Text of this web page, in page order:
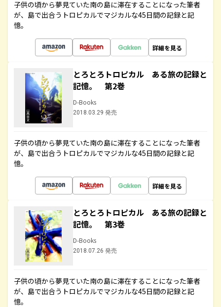
子供の頃から夢見ていた南の島に滞在することになった筆者
が、島で出合うトロピカルでマジカルな45日間の記録と記
憶。
詳細を見る
とろとろトロピカル ある旅の記録と
記憶。 第2巻
D-Books
2018.03.29 発売
子供の頃から夢見ていた南の島に滞在することになった筆者
が、島で出合うトロピカルでマジカルな45日間の記録と記
憶。
詳細を見る
とろとろトロピカル ある旅の記録と
記憶。 第3巻
D-Books
2018.07.26 発売
子供の頃から夢見ていた南の島に滞在することになった筆者
が、島で出合うトロピカルでマジカルな45日間の記録と記
憶。